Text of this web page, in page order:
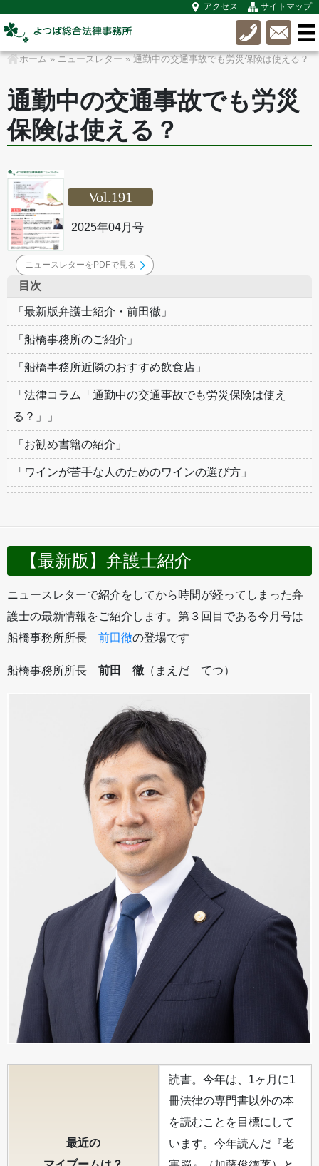
アクセス サイトマップ
ホーム » ニュースレター » 通勤中の交通事故でも労災保険は使える？
通勤中の交通事故でも労災
保険は使える？
Vol.191
2025年04月号
ニュースレターをPDFで見る
目次
「最新版弁護士紹介・前田徹」
「船橋事務所のご紹介」
「船橋事務所近隣のおすすめ飲食店」
「法律コラム「通勤中の交通事故でも労災保険は使え
る？」」
「お勧め書籍の紹介」
「ワインが苦手な人のためのワインの選び方」
【最新版】弁護士紹介
ニュースレターで紹介をしてから時間が経ってしまった弁
護士の最新情報をご紹介します。第３回目である今月号は
船橋事務所所長 前田徹の登場です
船橋事務所所長 前田 徹 （まえだ てつ）
最近の
読書。今年は、1ヶ月に1
冊法律の専門書以外の本
を読むことを目標にして
います。今年読んだ『老